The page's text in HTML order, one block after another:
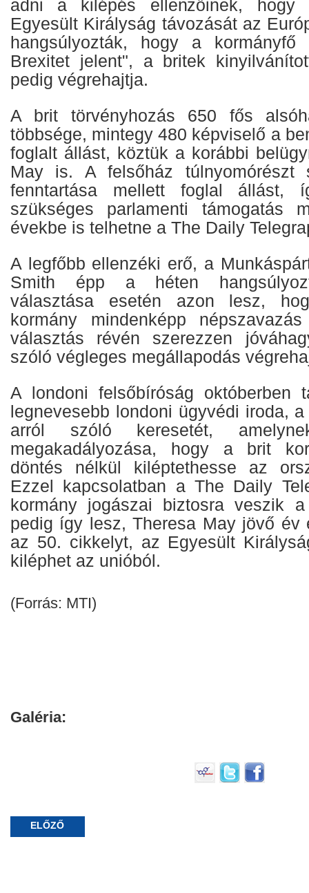
adni a kilépés ellenzőinek, hogy
Egyesült Királyság távozását az
hangsúlyozták, hogy a
Brexitet jelent", a britek
pedig végrehajtja.
A brit törvényhozás 650 fős
többsége, mintegy 480 képviselő a
foglalt állást, köztük a korábbi
May is. A felsőház túlnyomórészt
fenntartása mellett foglal állást,
szükséges parlamenti támogatás
évekbe is telhetne a The Daily
A legfőbb ellenzéki erő, a
Smith épp a héten
választása esetén azon lesz,
kormány mindenképp
választás révén szerezzen
szóló végleges megállapodás
A londoni felsőbíróság októberben
legnevesebb londoni ügyvédi iroda,
arról szóló keresetét,
megakadályozása, hogy a brit
döntés nélkül kiléptethesse az
Ezzel kapcsolatban a The Daily
kormány jogászai biztosra veszik
pedig így lesz, Theresa May jövő év
az 50. cikkelyt, az Egyesült
kiléphet az unióból.
(Forrás: MTI)
Galéria:
ELŐZŐ